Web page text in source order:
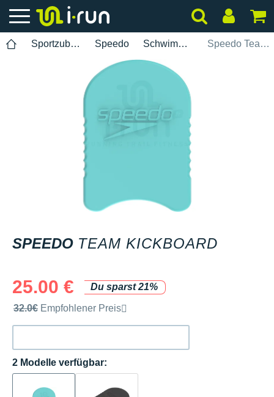
Sportzubehör Speedo Schwimmen Speedo Team Kickboard
SPEEDO TEAM KICKBOARD
25.00 €
Du sparst 21%
Unverbindliche Preisempfehlung der Marke
32.0€ Empfohlener Preis
2 Modelle verfügbar: